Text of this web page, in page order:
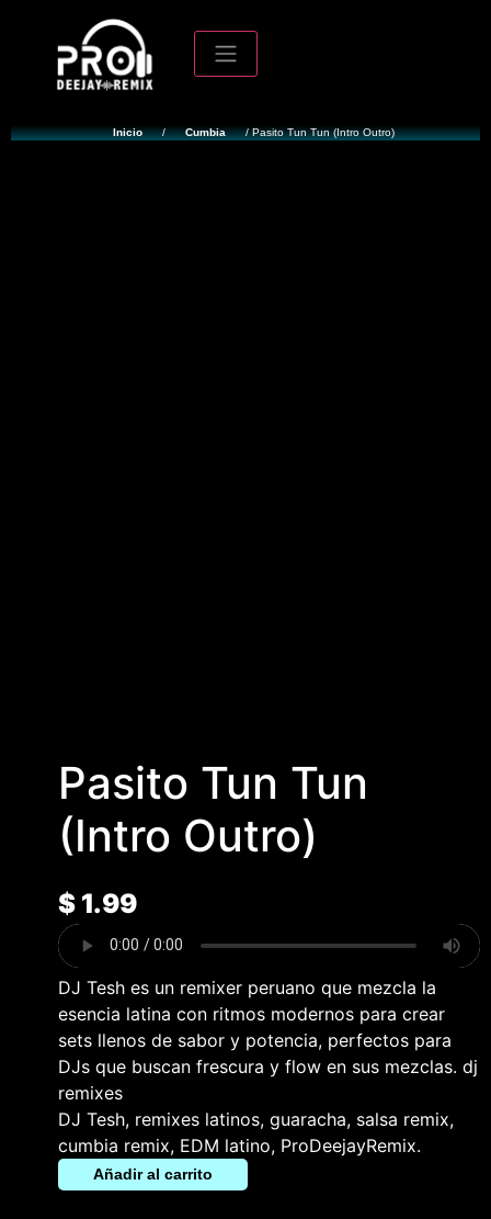
Inicio / Cumbia / Pasito Tun Tun (Intro Outro)
Pasito Tun Tun
(Intro Outro)
$1.99
DJ Tesh es un remixer peruano que mezcla la
esencia latina con ritmos modernos para crear
sets llenos de sabor y potencia, perfectos para
DJs que buscan frescura y flow en sus mezclas. dj
remixes
DJ Tesh, remixes latinos, guaracha, salsa remix,
cumbia remix, EDM latino, ProDeejayRemix.
Añadir al carrito